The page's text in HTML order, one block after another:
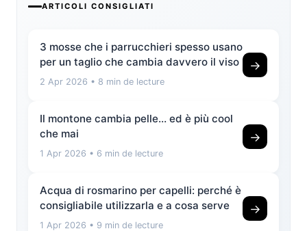
ARTICOLI CONSIGLIATI
3 mosse che i parrucchieri spesso usano
per un taglio che cambia davvero il viso
2 Apr 2026 • 8 min de lecture
→
Il montone cambia pelle… ed è più cool
che mai
1 Apr 2026 • 6 min de lecture
→
Acqua di rosmarino per capelli: perché è
consigliabile utilizzarla e a cosa serve
1 Apr 2026 • 9 min de lecture
→